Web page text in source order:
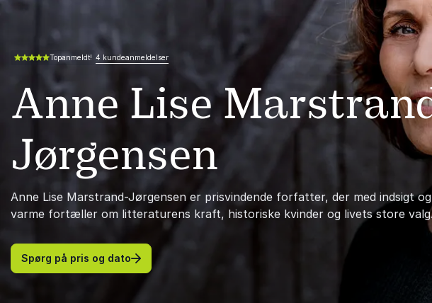
Anne Lise
Jørgensen
Anne Lise Marstrand-Jørgensen er prisvindende forfatter, der med indsigt og
varme fortæller om litteraturens kraft, historiske kvinder og livets store
Spørg på pris og dato
5.00 ud af 5Topanmeldt! 4 kundeanmeldelser